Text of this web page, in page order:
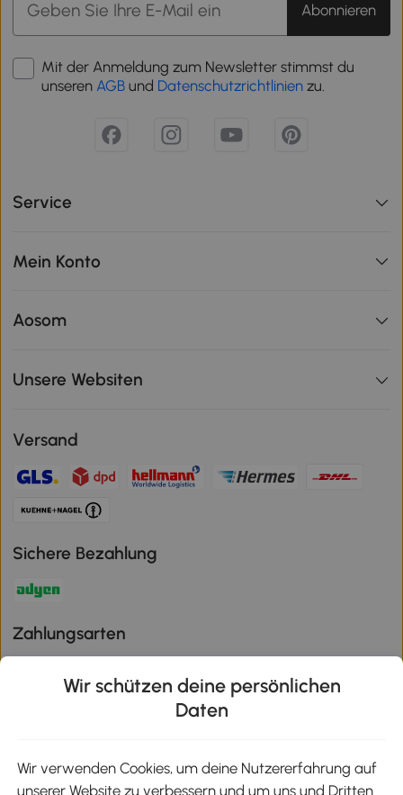
Abonnieren
Mit der Anmeldung zum Newsletter stimmst du
unseren AGB und Datenschutzrichtlinien zu.
Service
Mein Konto
Aosom
Unsere Websiten
Versand
Sichere Bezahlung
Zahlungsarten
Wir schützen deine persönlichen
Daten
Wir verwenden Cookies, um deine Nutzererfahrung auf
unserer Website zu verbessern und um uns und Dritten